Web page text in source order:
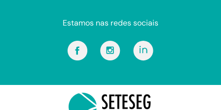
Estamos nas redes sociais